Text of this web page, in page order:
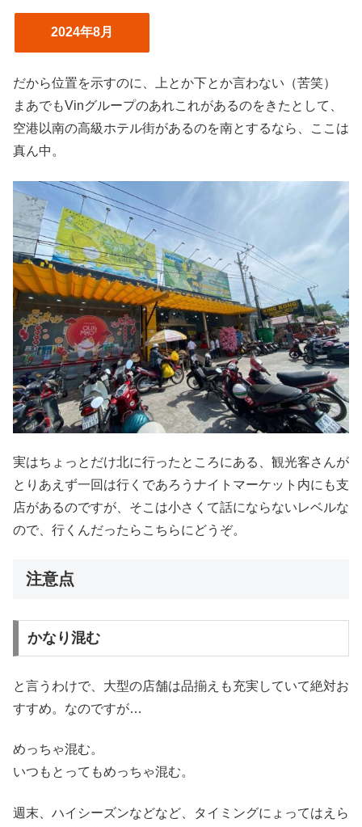
2024年8月
だから位置を示すのに、上とか下とか言わない（苦笑）
まあでもVinグループのあれこれがあるのをきたとして、
空港以南の高級ホテル街があるのを南とするなら、ここは
真ん中。
実はちょっとだけ北に行ったところにある、観光客さんが
とりあえず一回は行くであろうナイトマーケット内にも支
店があるのですが、そこは小さくて話にならないレベルな
ので、行くんだったらこちらにどうぞ。
注意点
かなり混む
と言うわけで、大型の店舗は品揃えも充実していて絶対お
すすめ。なのですが…
めっちゃ混む。
いつもとってもめっちゃ混む。
週末、ハイシーズンなどなど、タイミングにょってはえら